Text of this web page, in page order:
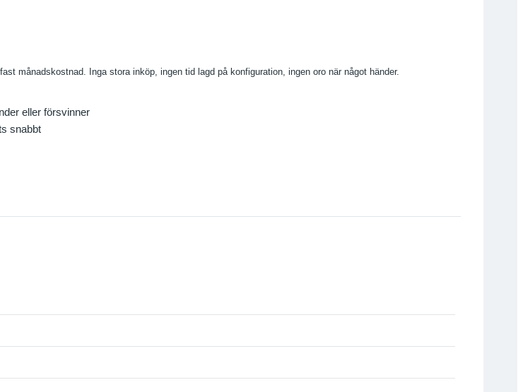
månadskostnad. Inga stora inköp, ingen tid lagd på konfiguration, ingen oro när något händer.
eller försvinner
snabbt